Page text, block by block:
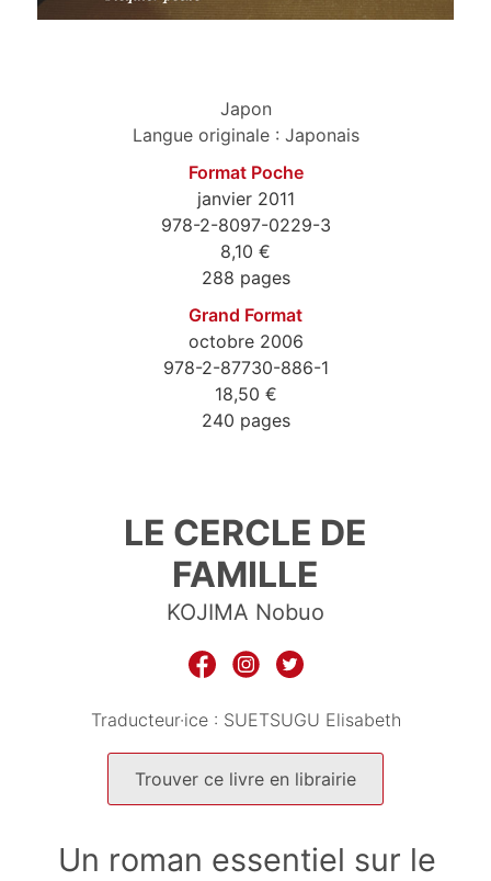
Japon
Langue originale : Japonais
Format Poche
janvier 2011
978-2-8097-0229-3
8,10 €
288 pages
Grand Format
octobre 2006
978-2-87730-886-1
18,50 €
240 pages
LE CERCLE DE
FAMILLE
KOJIMA Nobuo
Traducteur·ice : SUETSUGU Elisabeth
Trouver ce livre en librairie
Un roman essentiel sur le